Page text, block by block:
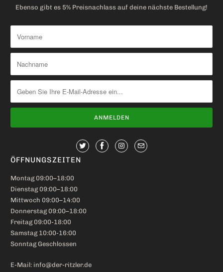
Ebenso gibt es 5% Preisnachlass auf deine nächste Bestellung!
ÖFFNUNGSZEITEN
Montag 09:00–18:00
Dienstag 09:00–18:00
Mittwoch 09:00–14:00
Donnerstag 09:00–18:00
Freitag 09:00-18:00
Samstag 10:00-16:00
Sonntag Geschlossen
E-Mail: info@der-ritzler.de